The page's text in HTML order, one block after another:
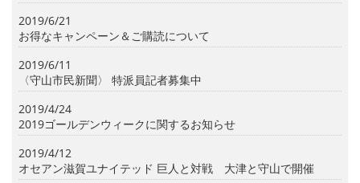
2019/6/21
お得なキャンペーン＆ご購読について
2019/6/11
〈守山市民新聞〉 特派員記者募集中
2019/4/24
2019ゴールデンウィークに関するお知らせ
2019/4/12
オセアン滋賀ユナイテッド 巨人と対戦 大津と守山で開催